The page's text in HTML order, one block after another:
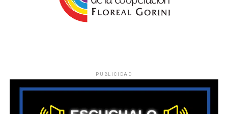
PUBLICIDAD